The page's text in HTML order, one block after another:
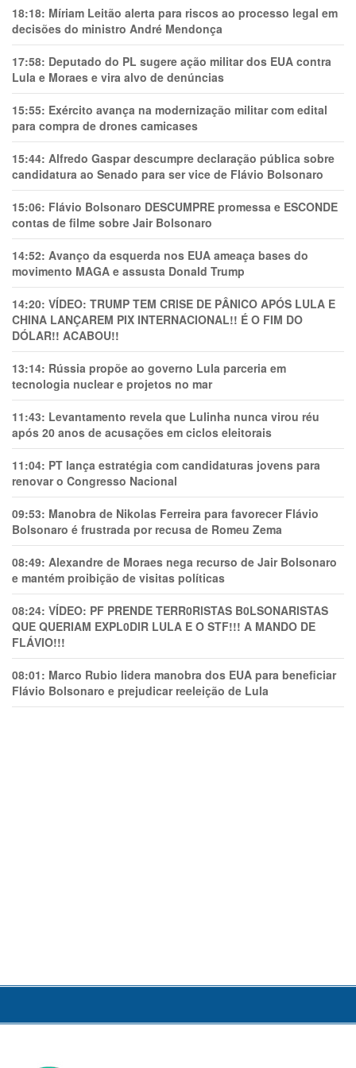
18:18: Míriam Leitão alerta para riscos ao processo legal em
decisões do ministro André Mendonça
17:58: Deputado do PL sugere ação militar dos EUA contra
Lula e Moraes e vira alvo de denúncias
15:55: Exército avança na modernização militar com edital
para compra de drones camicases
15:44: Alfredo Gaspar descumpre declaração pública sobre
candidatura ao Senado para ser vice de Flávio Bolsonaro
15:06: Flávio Bolsonaro DESCUMPRE promessa e ESCONDE
contas de filme sobre Jair Bolsonaro
14:52: Avanço da esquerda nos EUA ameaça bases do
movimento MAGA e assusta Donald Trump
14:20: VÍDEO: TRUMP TEM CRlSE DE PÂNlCO APÓS LULA E
CHINA LANÇAREM PIX INTERNACIONAL!! É O FIM DO
DÓLAR!! ACABOU!!
13:14: Rússia propõe ao governo Lula parceria em
tecnologia nuclear e projetos no mar
11:43: Levantamento revela que Lulinha nunca virou réu
após 20 anos de acusações em ciclos eleitorais
11:04: PT lança estratégia com candidaturas jovens para
renovar o Congresso Nacional
09:53: Manobra de Nikolas Ferreira para favorecer Flávio
Bolsonaro é frustrada por recusa de Romeu Zema
08:49: Alexandre de Moraes nega recurso de Jair Bolsonaro
e mantém proibição de visitas políticas
08:24: VÍDEO: PF PRENDE TERR0RlSTAS B0LSONARlSTAS
QUE QUERIAM EXPL0DlR LULA E O STF!!! A MANDO DE
FLÁVIO!!!
08:01: Marco Rubio lidera manobra dos EUA para beneficiar
Flávio Bolsonaro e prejudicar reeleição de Lula